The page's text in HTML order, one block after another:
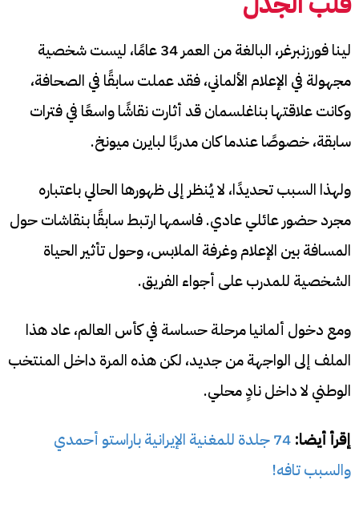
لينا فورزنبرغر، البالغة من العمر 34 عامًا، ليست شخصية
مجهولة في الإعلام الألماني، فقد عملت سابقًا في الصحافة،
وكانت علاقتها بناغلسمان قد أثارت نقاشًا واسعًا في فترات
سابقة، خصوصًا عندما كان مدربًا لبايرن ميونخ.
ولهذا السبب تحديدًا، لا يُنظر إلى ظهورها الحالي باعتباره
مجرد حضور عائلي عادي. فاسمها ارتبط سابقًا بنقاشات حول
المسافة بين الإعلام وغرفة الملابس، وحول تأثير الحياة
الشخصية للمدرب على أجواء الفريق.
ومع دخول ألمانيا مرحلة حساسة في كأس العالم، عاد هذا
الملف إلى الواجهة من جديد، لكن هذه المرة داخل المنتخب
الوطني لا داخل نادٍ محلي.
إقرأ أيضا:
74 جلدة للمغنية الإيرانية باراستو أحمدي
والسبب تافه!